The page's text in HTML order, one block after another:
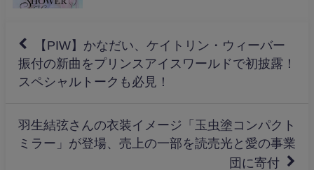
【PIW】かなだい、ケイトリン・ウィーバー
振付の新曲をプリンスアイスワールドで初披露！
スペシャルトークも必見！
羽生結弦さんの衣装イメージ「玉虫塗コンパクト
ミラー」が登場、売上の一部を読売光と愛の事業
団に寄付